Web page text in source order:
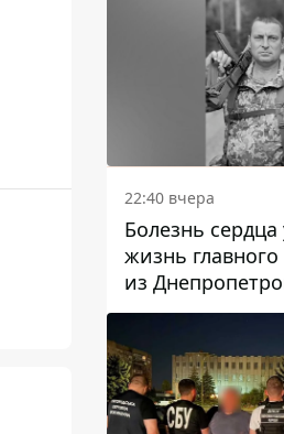
22:40 вчера
Болезнь сердца
жизнь
из
области Юрия